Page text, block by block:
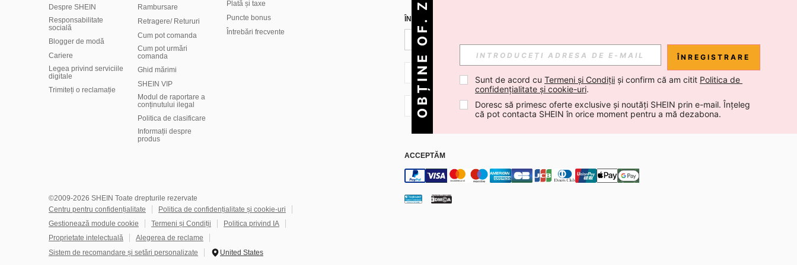
Despre SHEIN
Responsabilitate
socială
Blogger de modă
Cariere
Legea privind serviciile
digitale
Trimiteți o reclamație
Rambursare
Retragere/ Retururi
Cum pot comanda
Cum pot urmări
comanda
Ghid mărimi
SHEIN VIP
Modul de raportare a
conținutului ilegal
Politica de clasificare
​Informații despre
produs
Plată și taxe
Puncte bonus
Întrebări frecvente
ÎNREGISTREAZĂ-TE PENTRU A PRIMI NOUTĂȚI DESPRE STIL DE LA SHEIN
RO + 40 Abonare
RO + 40 Abonare
ACCEPTĂM
©2009-2026 SHEIN Toate drepturile rezervate
Centru pentru confidențialitate
Politica de confidențialitate și cookie-uri
Gestionează module cookie
Termeni și Condiții
Politica privind IA
Proprietate intelectuală
Alegerea de reclame
Sistem de recomandare și setări personalizate
United States
ÎNREGISTRARE
Sunt de acord cu Termeni și Condiții și confirm că am citit Politica de
confidențialitate și cookie-uri.
Doresc să primesc oferte exclusive și noutăți SHEIN prin e-mail. Înțeleg
că pot contacta SHEIN în orice moment pentru a mă dezabona.